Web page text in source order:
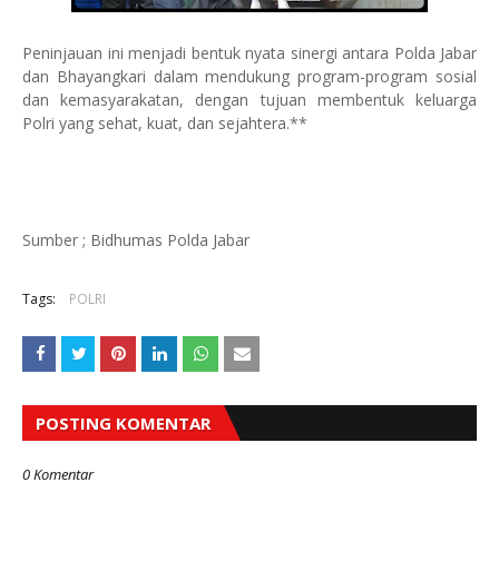
Peninjauan ini menjadi bentuk nyata sinergi antara Polda Jabar
dan Bhayangkari dalam mendukung program-program sosial
dan kemasyarakatan, dengan tujuan membentuk keluarga
Polri yang sehat, kuat, dan sejahtera.**
Sumber ; Bidhumas Polda Jabar
Tags: POLRI
POSTING KOMENTAR
0 Komentar